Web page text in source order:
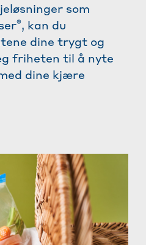
som
®, kan du
dine trygt og
friheten til å nyte
dine kjære